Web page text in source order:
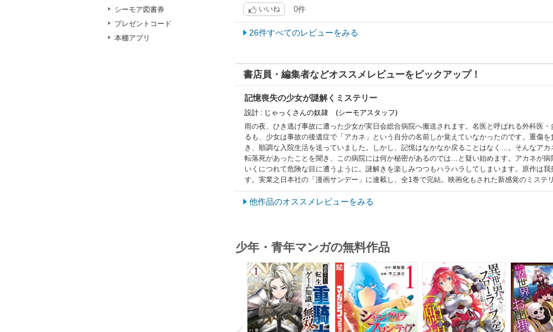
シーモア図書券
プレゼントコード
本棚アプリ
いいね 0件
26件すべてのレビューをみる
書店員・編集者などオススメレビューをピックアップ！
記憶喪失の少女が謎解くミステリー
設計 : じゃっくさんの奴隷
(シーモアスタッフ)
雨の夜、ひき逃げ事故に遭った少女が実日会総合病院へ搬送されます。名医と呼ばれる外科医
るも、少女は事故の後遺症で「アカネ」という自分の名前しか覚えていなかったのです。重傷
き、順調な入院生活を送っていました。しかし、記憶はなかなか戻ることはなく…。そんなア
転落死があったことを聞き、この病院には何か秘密があるのでは…と疑い始めます。アカネが
いくにつれて危険な目に遭うように。謎解きを楽しみつつもハラハラしてしまいます。原作は
す。実業之日本社の「漫画サンデー」に連載し、全1巻で完結。映画化もされた新感覚のミステ
他作品のオススメレビューをみる
少年・青年マンガの無料作品
v
o
s